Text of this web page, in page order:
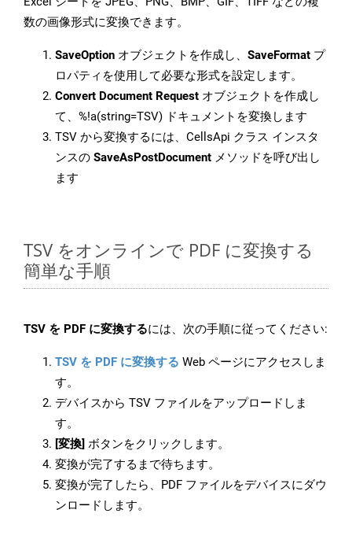
数の画像形式に変換できます。
SaveOption オブジェクトを作成し、 SaveFormat プ
ロパティを使用して必要な形式を設定します。
Convert Document Request オブジェクトを作成し
て、%!a(string=TSV) ドキュメントを変換します
TSV から変換するには、CellsApi クラス インスタ
ンスの SaveAsPostDocument メソッドを呼び出し
ます
TSV をオンラインで PDF に変換する
簡単な手順
TSV を PDF に変換するには、次の手順に従ってください:
TSV を PDF に変換する Web ページにアクセスしま
す。
デバイスから TSV ファイルをアップロードしま
す。
[変換] ボタンをクリックします。
変換が完了するまで待ちます。
変換が完了したら、PDF ファイルをデバイスにダウ
ンロードします。